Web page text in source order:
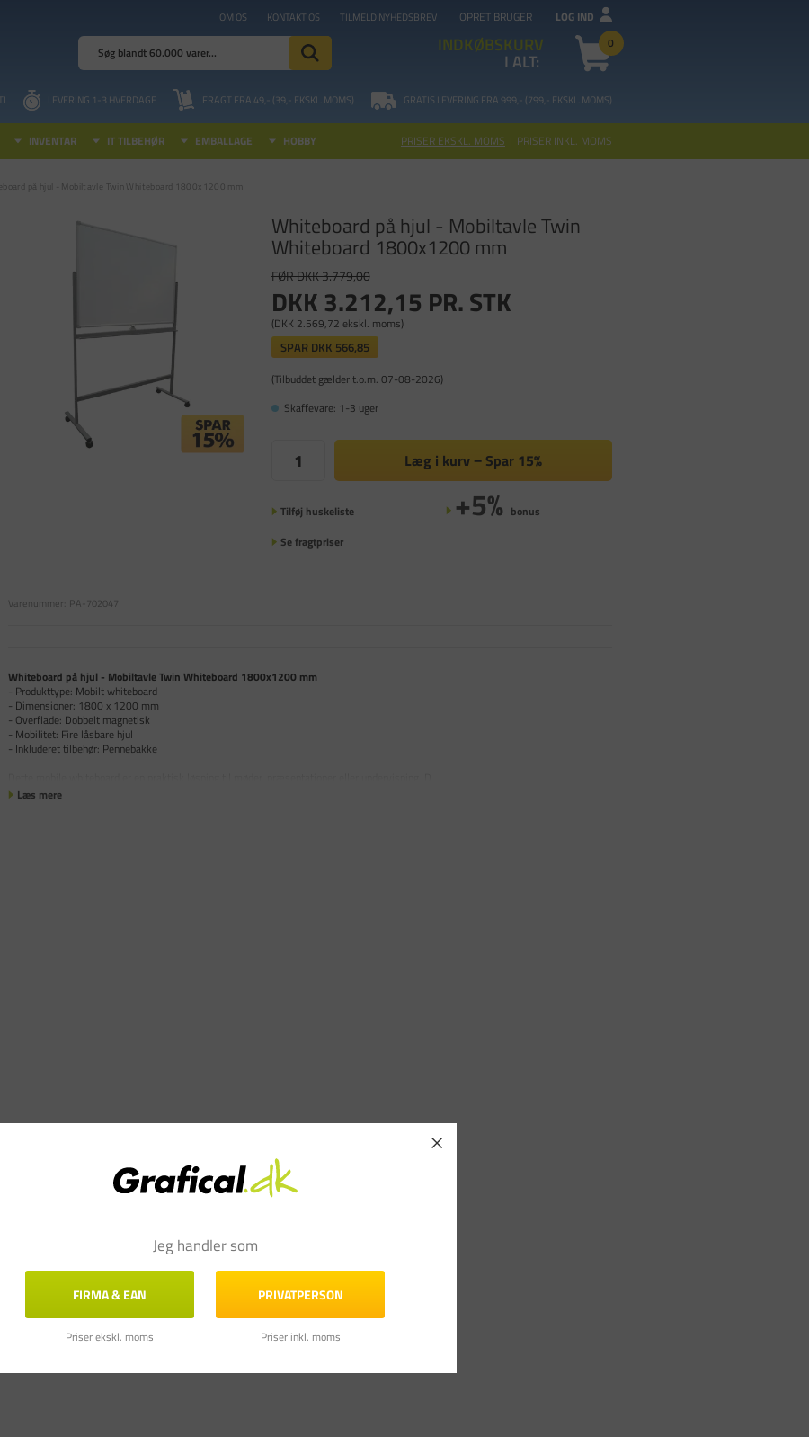
OM OS KONTAKT OS TILMELD NYHEDSBREV OPRET BRUGER LOG IND
INDKØBSKURV 0
I ALT:
LEVERING 1-3 HVERDAGE FRAGT FRA 49,- (39,- EKSKL. MOMS) GRATIS LEVERING FRA 999,- (799,- EKSKL. MOMS)
INVENTAR IT TILBEHØR EMBALLAGE HOBBY PRISER EKSKL. MOMS | PRISER INKL. MOMS
på hjul - Mobiltavle Twin Whiteboard 1800x1200 mm
Whiteboard på hjul - Mobiltavle Twin
Whiteboard 1800x1200 mm
FØR DKK 3.779,00
DKK 3.212,15 PR. STK
(DKK 2.569,72 ekskl. moms)
SPAR DKK 566,85
(Tilbuddet gælder t.o.m. 07-08-2026)
Skaffevare: 1-3 uger
Læg i kurv Spar 15%
Tilføj huskeliste +5% bonus
Se fragtpriser
Varenummer: PA-702047
Whiteboard på hjul - Mobiltavle Twin Whiteboard 1800x1200 mm
- Produkttype: Mobilt whiteboard
- Dimensioner: 1800 x 1200 mm
- Overflade: Dobbelt magnetisk
- Mobilitet: Fire låsbare hjul
- Inkluderet tilbehør: Pennebakke
Læs mere
Jeg handler som
FIRMA & EAN
Priser ekskl. moms
PRIVATPERSON
Priser inkl. moms